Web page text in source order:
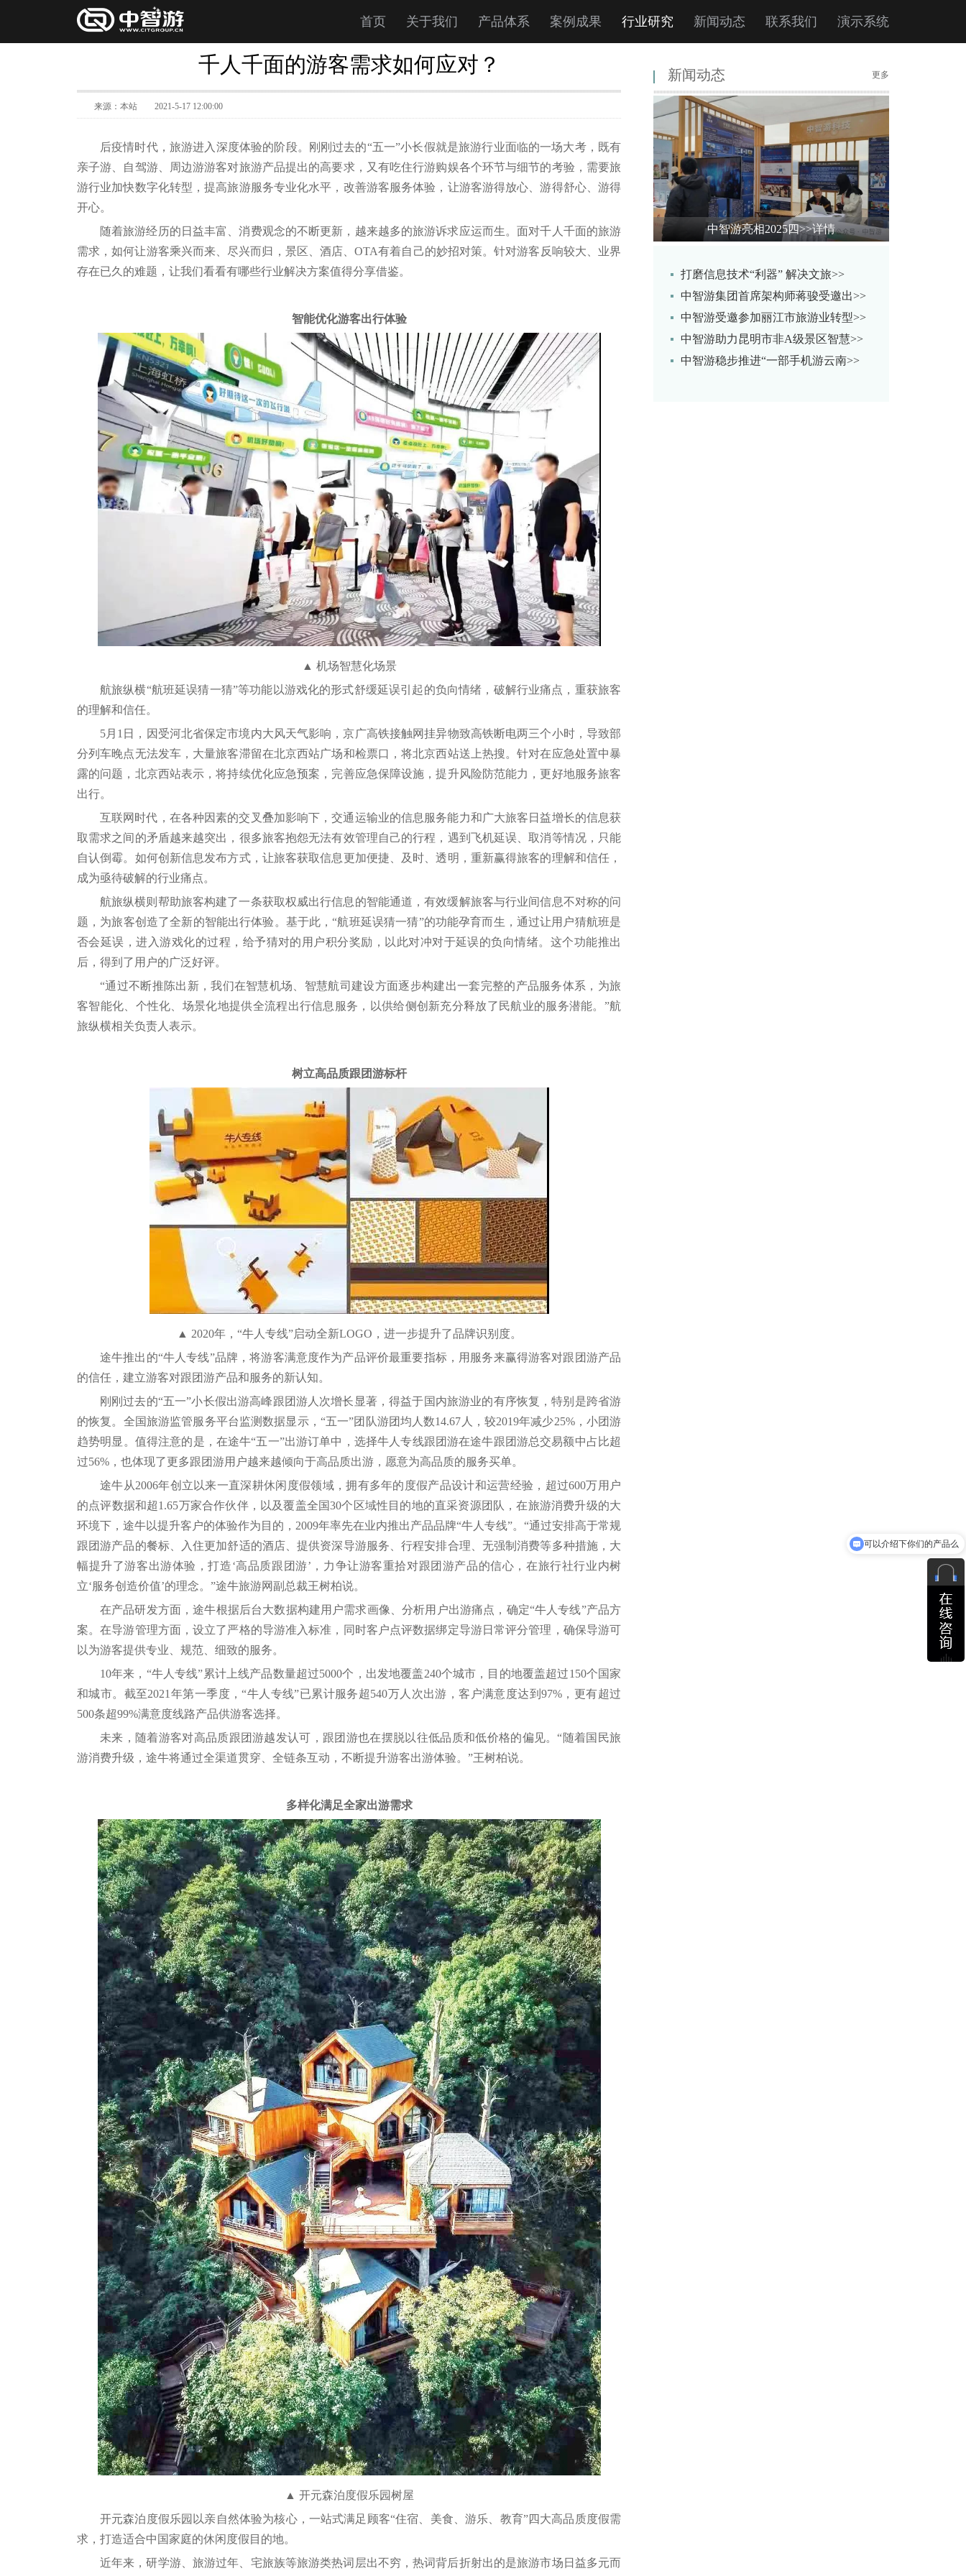
首页 关于我们 产品体系 案例成果 行业研究 新闻动态 联系我们 演示系统
千人千面的游客需求如何应对？
来源：本站 2021-5-17 12:00:00
后疫情时代，旅游进入深度体验的阶段。刚刚过去的“五一”小长假就是旅游行业面临的一场大考，既有
亲子游、自驾游、周边游游客对旅游产品提出的高要求，又有吃住行游购娱各个环节与细节的考验，需要旅
游行业加快数字化转型，提高旅游服务专业化水平，改善游客服务体验，让游客游得放心、游得舒心、游得
开心。
随着旅游经历的日益丰富、消费观念的不断更新，越来越多的旅游诉求应运而生。面对千人千面的旅游
需求，如何让游客乘兴而来、尽兴而归，景区、酒店、OTA有着自己的妙招对策。针对游客反响较大、业界
存在已久的难题，让我们看看有哪些行业解决方案值得分享借鉴。
智能优化游客出行体验
▲ 机场智慧化场景
航旅纵横“航班延误猜一猜”等功能以游戏化的形式舒缓延误引起的负向情绪，破解行业痛点，重获旅客
的理解和信任。
5月1日，因受河北省保定市境内大风天气影响，京广高铁接触网挂异物致高铁断电两三个小时，导致部
分列车晚点无法发车，大量旅客滞留在北京西站广场和检票口，将北京西站送上热搜。针对在应急处置中暴
露的问题，北京西站表示，将持续优化应急预案，完善应急保障设施，提升风险防范能力，更好地服务旅客
出行。
互联网时代，在各种因素的交叉叠加影响下，交通运输业的信息服务能力和广大旅客日益增长的信息获
取需求之间的矛盾越来越突出，很多旅客抱怨无法有效管理自己的行程，遇到飞机延误、取消等情况，只能
自认倒霉。如何创新信息发布方式，让旅客获取信息更加便捷、及时、透明，重新赢得旅客的理解和信任，
成为亟待破解的行业痛点。
航旅纵横则帮助旅客构建了一条获取权威出行信息的智能通道，有效缓解旅客与行业间信息不对称的问
题，为旅客创造了全新的智能出行体验。基于此，“航班延误猜一猜”的功能孕育而生，通过让用户猜航班是
否会延误，进入游戏化的过程，给予猜对的用户积分奖励，以此对冲对于延误的负向情绪。这个功能推出
后，得到了用户的广泛好评。
“通过不断推陈出新，我们在智慧机场、智慧航司建设方面逐步构建出一套完整的产品服务体系，为旅
客智能化、个性化、场景化地提供全流程出行信息服务，以供给侧创新充分释放了民航业的服务潜能。”航
旅纵横相关负责人表示。
树立高品质跟团游标杆
▲ 2020年，“牛人专线”启动全新LOGO，进一步提升了品牌识别度。
途牛推出的“牛人专线”品牌，将游客满意度作为产品评价最重要指标，用服务来赢得游客对跟团游产品
的信任，建立游客对跟团游产品和服务的新认知。
刚刚过去的“五一”小长假出游高峰跟团游人次增长显著，得益于国内旅游业的有序恢复，特别是跨省游
的恢复。全国旅游监管服务平台监测数据显示，“五一”团队游团均人数14.67人，较2019年减少25%，小团游
趋势明显。值得注意的是，在途牛“五一”出游订单中，选择牛人专线跟团游在途牛跟团游总交易额中占比超
过56%，也体现了更多跟团游用户越来越倾向于高品质出游，愿意为高品质的服务买单。
途牛从2006年创立以来一直深耕休闲度假领域，拥有多年的度假产品设计和运营经验，超过600万用户
的点评数据和超1.65万家合作伙伴，以及覆盖全国30个区域性目的地的直采资源团队，在旅游消费升级的大
环境下，途牛以提升客户的体验作为目的，2009年率先在业内推出产品品牌“牛人专线”。“通过安排高于常规
跟团游产品的餐标、入住更加舒适的酒店、提供资深导游服务、行程安排合理、无强制消费等多种措施，大
幅提升了游客出游体验，打造‘高品质跟团游’，力争让游客重拾对跟团游产品的信心，在旅行社行业内树
立‘服务创造价值’的理念。”途牛旅游网副总裁王树柏说。
在产品研发方面，途牛根据后台大数据构建用户需求画像、分析用户出游痛点，确定“牛人专线”产品方
案。在导游管理方面，设立了严格的导游准入标准，同时客户点评数据绑定导游日常评分管理，确保导游可
以为游客提供专业、规范、细致的服务。
10年来，“牛人专线”累计上线产品数量超过5000个，出发地覆盖240个城市，目的地覆盖超过150个国家
和城市。截至2021年第一季度，“牛人专线”已累计服务超540万人次出游，客户满意度达到97%，更有超过
500条超99%满意度线路产品供游客选择。
未来，随着游客对高品质跟团游越发认可，跟团游也在摆脱以往低品质和低价格的偏见。“随着国民旅
游消费升级，途牛将通过全渠道贯穿、全链条互动，不断提升游客出游体验。”王树柏说。
多样化满足全家出游需求
▲ 开元森泊度假乐园树屋
开元森泊度假乐园以亲自然体验为核心，一站式满足顾客“住宿、美食、游乐、教育”四大高品质度假需
求，打造适合中国家庭的休闲度假目的地。
近年来，研学游、旅游过年、宅旅族等旅游类热词层出不穷，热词背后折射出的是旅游市场日益多元而
新闻动态 更多
中智游亮相2025四>>详情
打磨信息技术“利器” 解决文旅>>
中智游集团首席架构师蒋骏受邀出>>
中智游受邀参加丽江市旅游业转型>>
中智游助力昆明市非A级景区智慧>>
中智游稳步推进“一部手机游云南>>
可以介绍下你们的产品么